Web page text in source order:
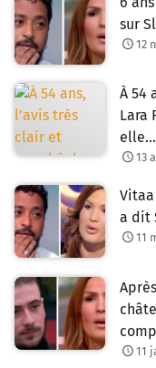
sur
12
À 54
Lara
elle…
13
a dit
11
11